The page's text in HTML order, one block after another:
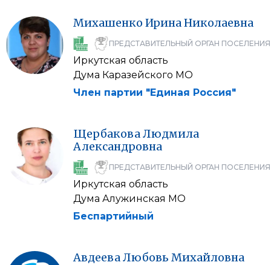
Михашенко ИринаНиколаевна
ПРЕДСТАВИТЕЛЬНЫЙ ОРГАН ПОСЕЛЕНИЯ
Иркутская область
Дума Каразейского МО
Член партии "Единая Россия"
ЩербаковаЛюдмила
Александровна
ПРЕДСТАВИТЕЛЬНЫЙ ОРГАН ПОСЕЛЕНИЯ
Иркутская область
Дума Алужинская МО
Беспартийный
АвдееваЛюбовь Михайловна